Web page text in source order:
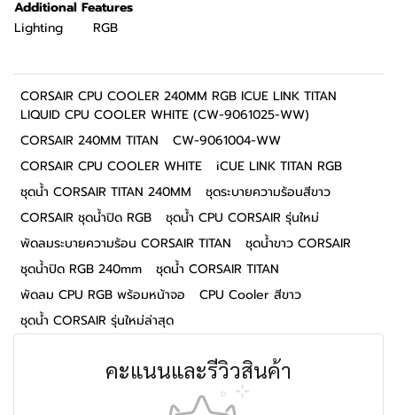
Additional Features
Lighting
RGB
CORSAIR CPU COOLER 240MM RGB ICUE LINK TITAN
LIQUID CPU COOLER WHITE (CW-9061025-WW)
CORSAIR 240MM TITAN
CW-9061004-WW
CORSAIR CPU COOLER WHITE
iCUE LINK TITAN RGB
ชุดน้ำ CORSAIR TITAN 240MM
ชุดระบายความร้อนสีขาว
CORSAIR ชุดน้ำปิด RGB
ชุดน้ำ CPU CORSAIR รุ่นใหม่
พัดลมระบายความร้อน CORSAIR TITAN
ชุดน้ำขาว CORSAIR
ชุดน้ำปิด RGB 240mm
ชุดน้ำ CORSAIR TITAN
พัดลม CPU RGB พร้อมหน้าจอ
CPU Cooler สีขาว
ชุดน้ำ CORSAIR รุ่นใหม่ล่าสุด
คะแนนและรีวิวสินค้า